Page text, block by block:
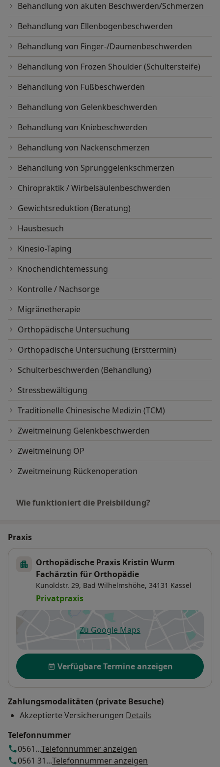
Behandlung von akuten Beschwerden/Schmerzen
Behandlung von Ellenbogenbeschwerden
Behandlung von Finger-/Daumenbeschwerden
Behandlung von Frozen Shoulder (Schultersteife)
Behandlung von Fußbeschwerden
Behandlung von Gelenkbeschwerden
Behandlung von Kniebeschwerden
Behandlung von Nackenschmerzen
Behandlung von Sprunggelenkschmerzen
Chiropraktik / Wirbelsäulenbeschwerden
Gewichtsreduktion (Beratung)
Hausbesuch
Kinesio-Taping
Knochendichtemessung
Kontrolle / Nachsorge
Migränetherapie
Orthopädische Untersuchung
Orthopädische Untersuchung (Ersttermin)
Schulterbeschwerden (Behandlung)
Stressbewältigung
Traditionelle Chinesische Medizin (TCM)
Zweitmeinung Gelenkbeschwerden
Zweitmeinung OP
Zweitmeinung Rückenoperation
Wie funktioniert die Preisbildung?
Praxis
Orthopädische Praxis Kristin Wurm
Fachärztin für Orthopädie
Kunoldstr. 29, Bad Wilhelmshöhe, 34131 Kassel
Privatpraxis
Zu Google Mapsöffnet in einer neuen
Verfügbarkeit
Verfügbare Termine anzeigen
Zahlungsmodalitäten (private Besuche)
Akzeptierte Versicherungen Details
Telefonnummer
0561...Telefonnummer anzeigen
0561 31...Telefonnummer anzeigen